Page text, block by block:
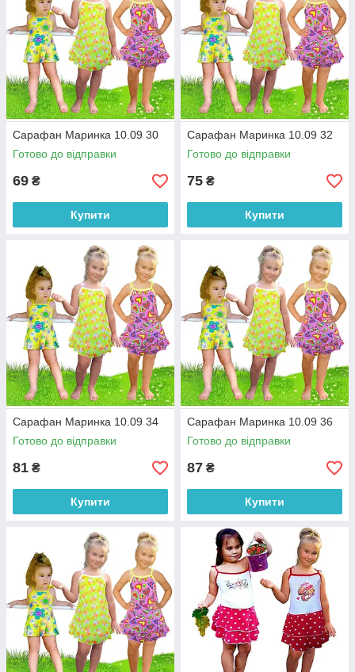
Сарафан Маринка 10.09 30
Готово до відправки
69 ₴
Купити
Сарафан Маринка 10.09 32
Готово до відправки
75 ₴
Купити
Сарафан Маринка 10.09 34
Готово до відправки
81 ₴
Купити
Сарафан Маринка 10.09 36
Готово до відправки
87 ₴
Купити